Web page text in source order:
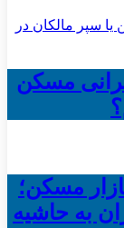
مسکن
مسکن؛
به حاشیه‌